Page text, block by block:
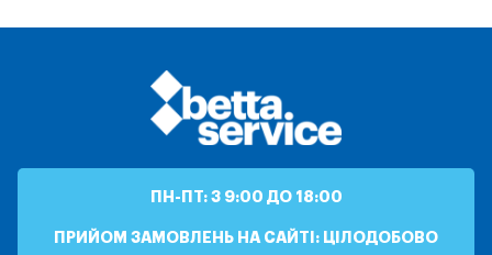
ПН-ПТ: З 9:00 ДО 18:00
ПРИЙОМ ЗАМОВЛЕНЬ НА САЙТІ: ЦІЛОДОБОВО